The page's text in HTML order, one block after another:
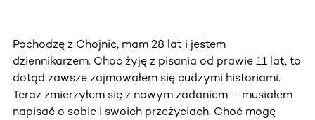
Pochodzę z Chojnic, mam 28 lat i jestem
dziennikarzem. Choć żyję z pisania od prawie 11 lat, to
dotąd zawsze zajmowałem się cudzymi historiami.
Teraz zmierzyłem się z nowym zadaniem – musiałem
napisać o sobie i swoich przeżyciach. Choć mogę